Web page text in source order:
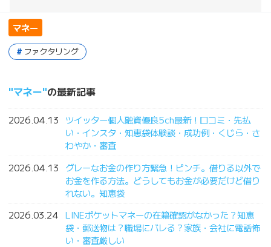
マネー
ファクタリング
マネー の最新記事
2026.04.13
ツイッター個人融資優良5ch最新！口コミ・先払
い・インスタ・知恵袋体験談・成功例・くじら・さ
わやか・審査
2026.04.13
グレーなお金の作り方緊急！ピンチ。借りる以外で
お金を作る方法。どうしてもお金が必要だけど借り
れない。知恵袋
2026.03.24 LINEポケットマネーの在籍確認がなかった？知恵
袋・郵送物は？職場にバレる？家族・会社に電話怖
い・審査厳しい